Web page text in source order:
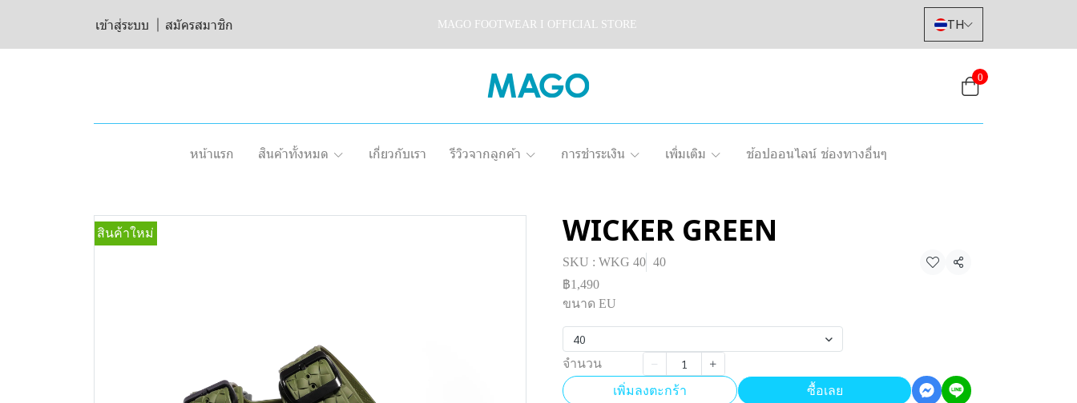
เข้าสู่ระบบ สมัครสมาชิก MAGO FOOTWEAR I OFFICIAL STORE TH
0
หน้าแรก สินค้าทั้งหมด เกี่ยวกับเรา รีวิวจากลูกค้า การชำระเงิน เพิ่มเติม ช้อปออนไลน์ ช่องทางอื่นๆ
สินค้าใหม่ WICKER GREEN
SKU : WKG 40 40
แชร์
฿1,490
ขนาด EU
40
จำนวน
เพิ่มลงตะกร้า
ซื้อเลย